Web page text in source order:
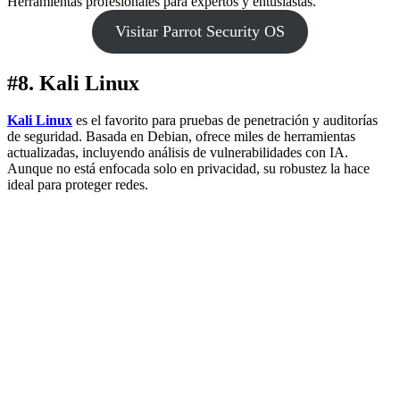
Visitar Parrot Security OS
#8. Kali Linux
Kali Linux es el favorito para pruebas de penetración y auditorías
de seguridad. Basada en Debian, ofrece miles de herramientas
actualizadas, incluyendo análisis de vulnerabilidades con IA.
Aunque no está enfocada solo en privacidad, su robustez la hace
ideal para proteger redes.